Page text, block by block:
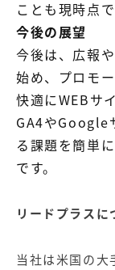
ことも現時点
今後の展望
今後は、広報
始め、プロモ
快適にWEBサ
GA4やGoogle
る課題を簡単
です。
リードプラスに
当社は米国の大